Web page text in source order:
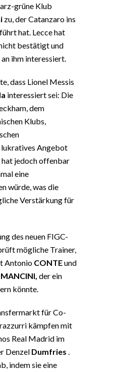
grüne Klub
zu, der Catanzaro ins
hat. Lecce hat
bestätigt und
an ihm interessiert.
dass Lionel Messis
interessiert sei: Die
dem
Klubs,
Angebot
jedoch offenbar
eine
würde, was die
Verstärkung für
des neuen FIGC-
mögliche Trainer,
Antonio CONTEund
MANCINI, der ein
könnte.
für Co-
kämpfen mit
Real Madrid im
Denzel Dumfries
indem sie eine